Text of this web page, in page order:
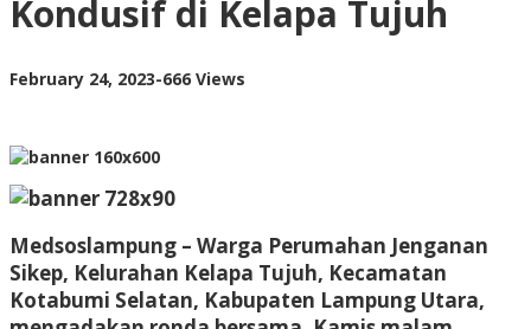
Kelapa
Kondusif di Kelapa Tujuh
February 24, 2023by
-666 Views
Medsoslampung – Warga Perumahan Jenganan
Sikep, Kelurahan Kelapa Tujuh, Kecamatan
Kotabumi Selatan, Kabupaten Lampung Utara,